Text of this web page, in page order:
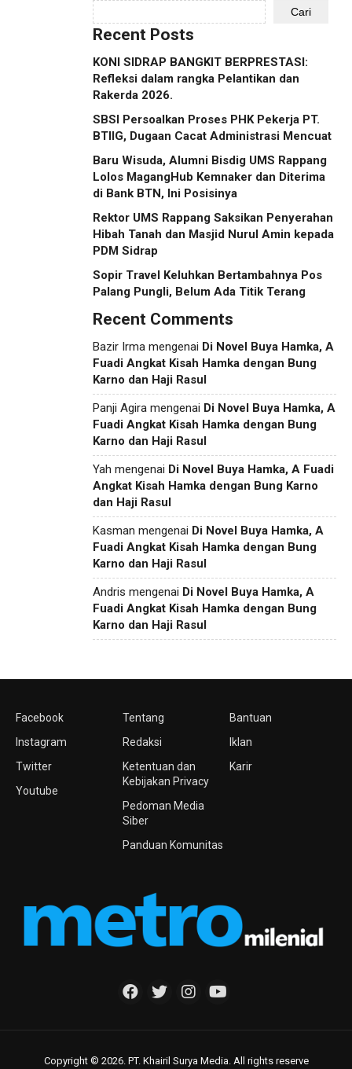
Cari
Recent Posts
KONI SIDRAP BANGKIT BERPRESTASI:
Refleksi dalam rangka Pelantikan dan
Rakerda 2026.
SBSI Persoalkan Proses PHK Pekerja PT.
BTIIG, Dugaan Cacat Administrasi Mencuat
Baru Wisuda, Alumni Bisdig UMS Rappang
Lolos MagangHub Kemnaker dan Diterima
di Bank BTN, Ini Posisinya
Rektor UMS Rappang Saksikan Penyerahan
Hibah Tanah dan Masjid Nurul Amin kepada
PDM Sidrap
Sopir Travel Keluhkan Bertambahnya Pos
Palang Pungli, Belum Ada Titik Terang
Recent Comments
Bazir Irma mengenai Di Novel Buya Hamka, A
Fuadi Angkat Kisah Hamka dengan Bung
Karno dan Haji Rasul
Panji Agira mengenai Di Novel Buya Hamka, A
Fuadi Angkat Kisah Hamka dengan Bung
Karno dan Haji Rasul
Yah mengenai Di Novel Buya Hamka, A Fuadi
Angkat Kisah Hamka dengan Bung Karno
dan Haji Rasul
Kasman mengenai Di Novel Buya Hamka, A
Fuadi Angkat Kisah Hamka dengan Bung
Karno dan Haji Rasul
Andris mengenai Di Novel Buya Hamka, A
Fuadi Angkat Kisah Hamka dengan Bung
Karno dan Haji Rasul
Facebook
Instagram
Twitter
Youtube
Tentang
Redaksi
Ketentuan dan
Kebijakan Privacy
Pedoman Media
Siber
Panduan Komunitas
Bantuan
Iklan
Karir
Copyright © 2026. PT. Khairil Surya Media. All rights reserve